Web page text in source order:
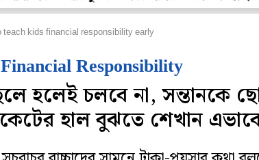
teach kids financial responsibility early
Financial Responsibility
হলেই চলবে না, সন্তানকে
হাল বুঝতে শেখান